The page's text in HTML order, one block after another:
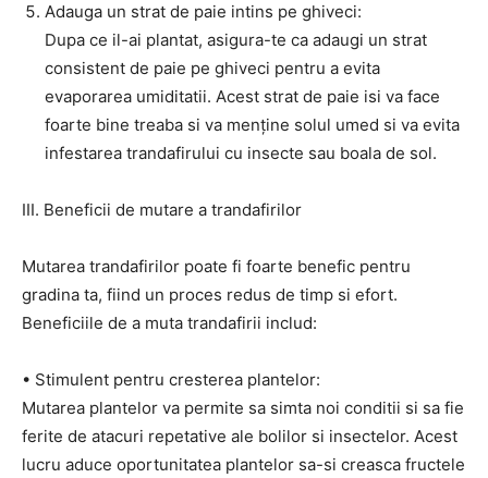
Adauga un strat de paie intins pe ghiveci:
Dupa ce il-ai plantat, asigura-te ca adaugi un strat
consistent de paie pe ghiveci pentru a evita
evaporarea umiditatii. Acest strat de paie isi va face
foarte bine treaba si va menține solul umed si va evita
infestarea trandafirului cu insecte sau boala de sol.
III. Beneficii de mutare a trandafirilor
Mutarea trandafirilor poate fi foarte benefic pentru
gradina ta, fiind un proces redus de timp si efort.
Beneficiile de a muta trandafirii includ:
• Stimulent pentru cresterea plantelor:
Mutarea plantelor va permite sa simta noi conditii si sa fie
ferite de atacuri repetative ale bolilor si insectelor. Acest
lucru aduce oportunitatea plantelor sa-si creasca fructele